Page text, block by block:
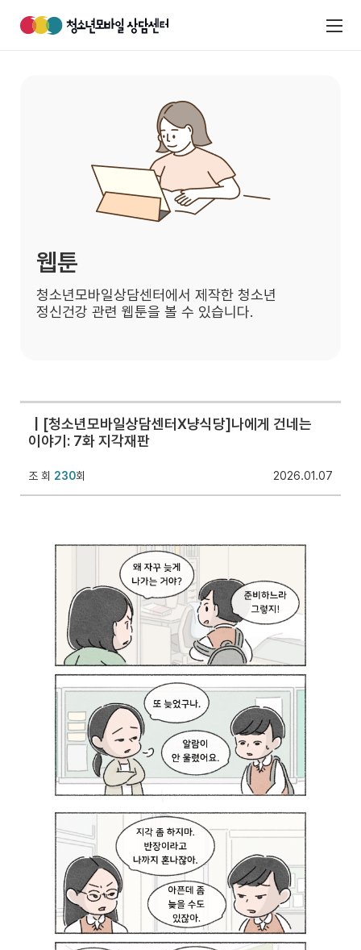
웹툰
청소년모바일상담센터에서 제작한 청소년
정신건강 관련 웹툰을 볼 수 있습니다.
[청소년모바일상담센터X냥식당]나에게 건네는
이야기: 7화 지각재판
2026.01.07
조 회 230회